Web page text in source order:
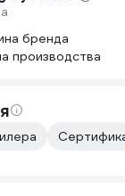
бренда
производства